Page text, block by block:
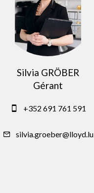
Silvia GRÖBER
Gérant
+352 691 761 591
silvia.groeber@lloyd.lu